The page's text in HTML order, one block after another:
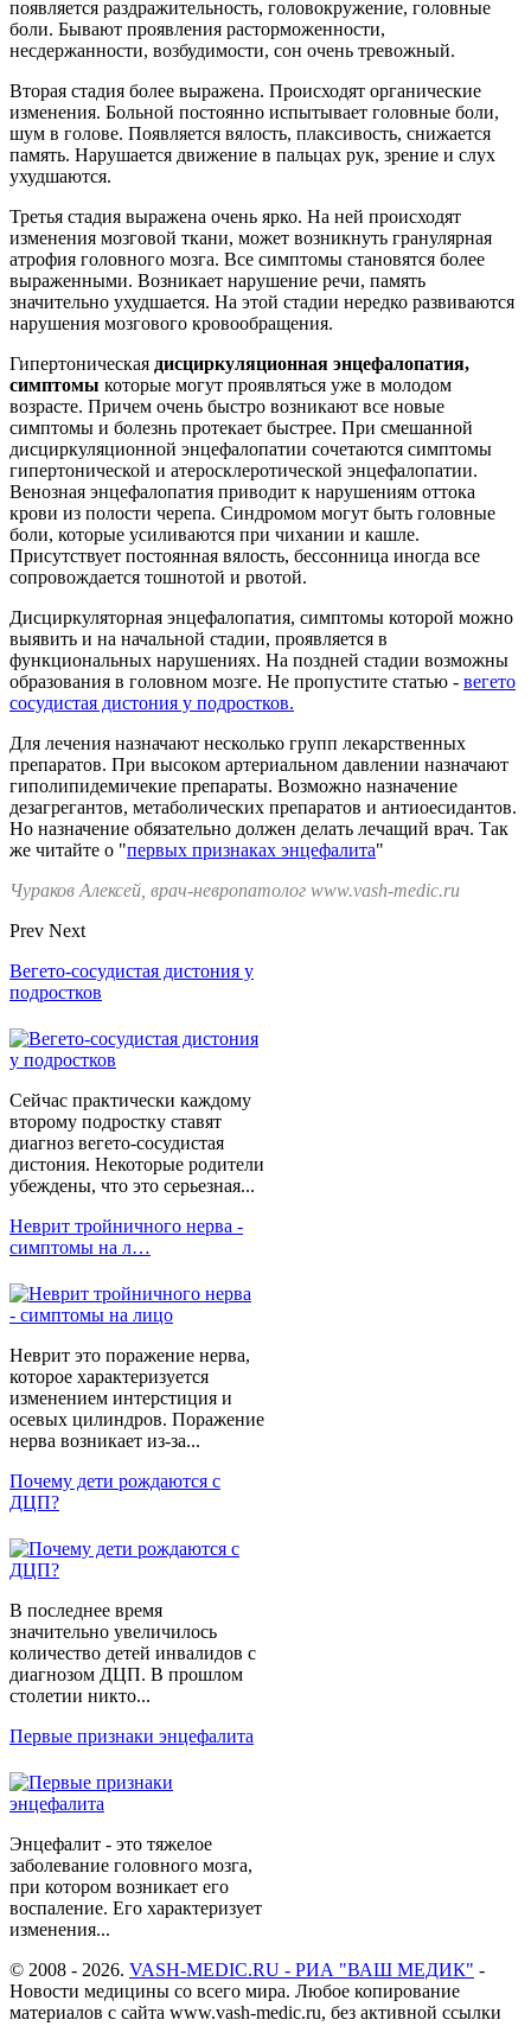
появляется раздражительность, головокружение, головные
боли. Бывают проявления расторможенности,
несдержанности, возбудимости, сон очень тревожный.
Вторая стадия более выражена. Происходят органические
изменения. Больной постоянно испытывает головные боли,
шум в голове. Появляется вялость, плаксивость, снижается
память. Нарушается движение в пальцах рук, зрение и слух
ухудшаются.
Третья стадия выражена очень ярко. На ней происходят
изменения мозговой ткани, может возникнуть гранулярная
атрофия головного мозга. Все симптомы становятся более
выраженными. Возникает нарушение речи, память
значительно ухудшается. На этой стадии нередко развиваются
нарушения мозгового кровообращения.
Гипертоническая дисциркуляционная энцефалопатия,
симптомы которые могут проявляться уже в молодом
возрасте. Причем очень быстро возникают все новые
симптомы и болезнь протекает быстрее. При смешанной
дисциркуляционной энцефалопатии сочетаются симптомы
гипертонической и атеросклеротической энцефалопатии.
Венозная энцефалопатия приводит к нарушениям оттока
крови из полости черепа. Синдромом могут быть головные
боли, которые усиливаются при чихании и кашле.
Присутствует постоянная вялость, бессонница иногда все
сопровождается тошнотой и рвотой.
Дисциркуляторная энцефалопатия, симптомы которой можно
выявить и на начальной стадии, проявляется в
функциональных нарушениях. На поздней стадии возможны
образования в головном мозге. Не пропустите статью - вегето
сосудистая дистония у подростков.
Для лечения назначают несколько групп лекарственных
препаратов. При высоком артериальном давлении назначают
гиполипидемичекие препараты. Возможно назначение
дезагрегантов, метаболических препаратов и антиоесидантов.
Но назначение обязательно должен делать лечащий врач. Так
же читайте о "первых признаках энцефалита"
Чураков Алексей, врач-невропатолог www.vash-medic.ru
Prev Next
Вегето-сосудистая дистония у
подростков
Сейчас практически каждому
второму подростку ставят
диагноз вегето-сосудистая
дистония. Некоторые родители
убеждены, что это серьезная...
Неврит тройничного нерва -
симптомы на л…
Неврит это поражение нерва,
которое характеризуется
изменением интерстиция и
осевых цилиндров. Поражение
нерва возникает из-за...
Почему дети рождаются с
ДЦП?
В последнее время
значительно увеличилось
количество детей инвалидов с
диагнозом ДЦП. В прошлом
столетии никто...
Первые признаки энцефалита
Энцефалит - это тяжелое
заболевание головного мозга,
при котором возникает его
воспаление. Его характеризует
изменения...
© 2008 - 2026. VASH-MEDIC.RU - РИА "ВАШ МЕДИК" -
Новости медицины со всего мира. Любое копирование
материалов с сайта www.vash-medic.ru, без активной ссылки